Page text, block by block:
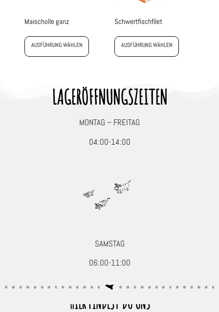
Maischolle ganz
AUSFÜHRUNG WÄHLEN
Schwertfischfilet
AUSFÜHRUNG WÄHLEN
LAGERÖFFNUNGSZEITEN
MONTAG – FREITAG
04:00-14:00
SAMSTAG
06:00-11:00
HIER FINDEST DU UNS